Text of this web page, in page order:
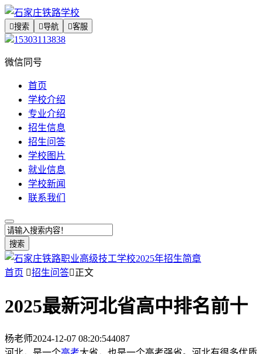
搜索 导航 客服
15303113838
微信同号
首页
学校介绍
专业介绍
招生信息
招生问答
学校图片
就业信息
学校新闻
联系我们
搜索
首页 招生问答正文
2025最新河北省高中排名前十
杨老师2024-12-07 08:20:544087